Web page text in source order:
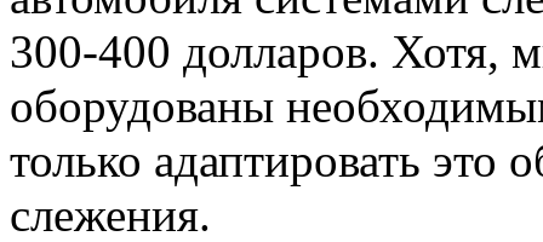
300-400 долларов. Хотя,
оборудованы
только адаптировать это
слежения.